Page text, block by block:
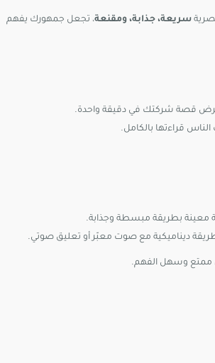
سريعة، جذابة، ومقنعة، تجعل جمهورك يفهم
عرض قصة شركتك في دقيقة واحدة.
قراءتها بالكامل.
ديناميكية مع صوت معبّر أو تعليق صوتي.
ممتع وسهل الفهم.